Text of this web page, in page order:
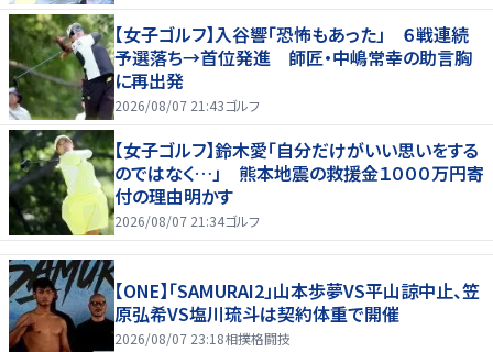
【女子ゴルフ】入谷響「恐怖もあった」 ６戦連続
予選落ち→首位発進 師匠・中嶋常幸の助言胸
に再出発
2026/08/07 21:43ゴルフ
【女子ゴルフ】鈴木愛「自分だけがいい思いをする
のではなく…」 熊本地震の救援金１０００万円寄
付の理由明かす
2026/08/07 21:34ゴルフ
【ONE】「SAMURAI2」山本歩夢VS平山諒中止、笠
原弘希VS塩川琉斗は契約体重で開催
2026/08/07 23:18相撲格闘技